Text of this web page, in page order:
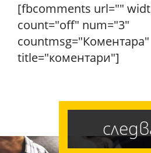
[fbcomments url=""
count="off" num="3"
countmsg="Коментара"
title="коментари"]